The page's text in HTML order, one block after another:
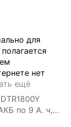
для
нет
ещё
по 9 А. ч,